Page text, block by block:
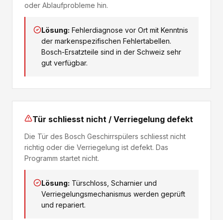
oder Ablaufprobleme hin.
Lösung: Fehlerdiagnose vor Ort mit Kenntnis
der markenspezifischen Fehlertabellen.
Bosch-Ersatzteile sind in der Schweiz sehr
gut verfügbar.
Tür schliesst nicht / Verriegelung defekt
Die Tür des Bosch Geschirrspülers schliesst nicht
richtig oder die Verriegelung ist defekt. Das
Programm startet nicht.
Lösung: Türschloss, Scharnier und
Verriegelungsmechanismus werden geprüft
und repariert.